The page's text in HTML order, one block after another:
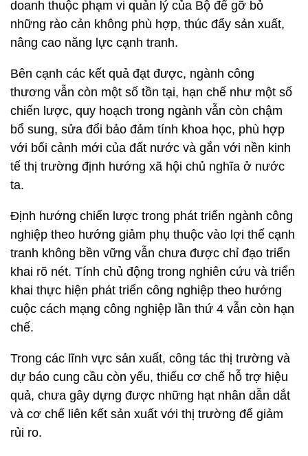
doanh thuộc phạm vi quản lý của Bộ để gỡ bỏ
những rào cản không phù hợp, thúc đẩy sản xuất,
nâng cao năng lực cạnh tranh.
Bên cạnh các kết quả đạt được, ngành công
thương vẫn còn một số tồn tại, hạn chế như một số
chiến lược, quy hoạch trong ngành vẫn còn chậm
bổ sung, sửa đổi bảo đảm tính khoa học, phù hợp
với bối cảnh mới của đất nước và gắn với nền kinh
tế thị trường định hướng xã hội chủ nghĩa ở nước
ta.
Định hướng chiến lược trong phát triển ngành công
nghiệp theo hướng giảm phụ thuộc vào lợi thế cạnh
tranh không bền vững vẫn chưa được chỉ đạo triển
khai rõ nét. Tính chủ động trong nghiên cứu và triển
khai thực hiện phát triển công nghiệp theo hướng
cuộc cách mạng công nghiệp lần thứ 4 vẫn còn hạn
chế.
Trong các lĩnh vực sản xuất, công tác thị trường và
dự báo cung cầu còn yếu, thiếu cơ chế hỗ trợ hiệu
quả, chưa gây dựng được những hạt nhân dẫn dắt
và cơ chế liên kết sản xuất với thị trường để giảm
rủi ro.